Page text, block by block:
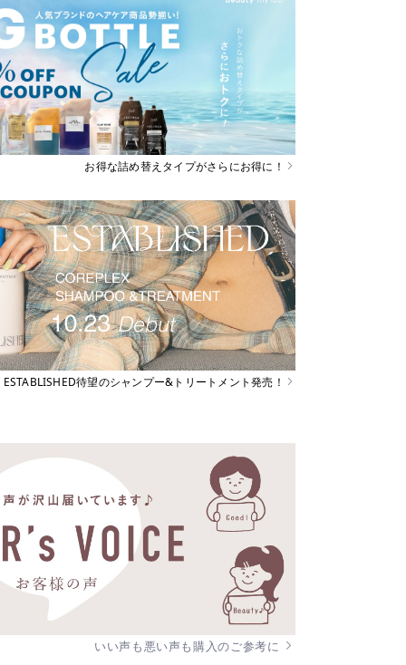
お得な詰め替えタイプがさらにお得に！
ESTABLISHED待望のシャンプー&トリートメント発売！
いい声も悪い声も購入のご参考に